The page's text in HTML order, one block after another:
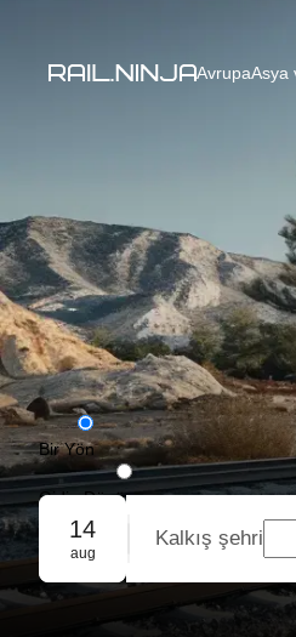
AvrupaAsya
Bir Yön
Gidiş-Dönüş
Grup Rezervasyonu
14
aug
Kalkış şehri